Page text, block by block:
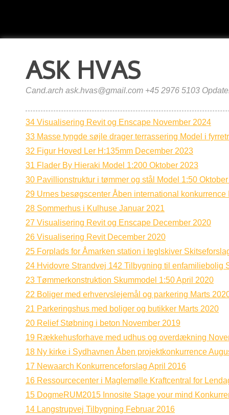
ASK HVAS
Cand.arch ask.hvas@gmail.com +45 2976 5103
34 Visualisering Revit og Enscape November 2024
33 Masse tyngde søjle drager terrassering Model i
32 Figur Hoved Ler H:135mm December 2023
31 Flader By Hieraki Model 1:200 Oktober 2023
30 Pavillionstruktur i tømmer og stål Model 1:50
29 Urnes besøgscenter Åben international konkurrence
28 Sommerhus i Kulhuse Januar 2021
27 Visualisering Revit og Enscape December 2020
26 Visualisering Revit December 2020
25 Forplads for Åmarken station i teglskiver
24 Hvidovre Strandvej 142 Tilbygning til enfamiliebolig
23 Tømmerkonstruktion Skummodel 1:50 April 2020
22 Boliger med erhvervslejemål og parkering Marts
21 Parkeringshus med boliger og butikker Marts 2020
20 Relief Støbning i beton November 2019
19 Rækkehusforhave med udhus og overdækning
18 Ny kirke i Sydhavnen Åben projektkonkurrence
17 Newaarch Konkurrenceforslag April 2016
16 Ressourcecenter i Maglemølle Kraftcentral for
15 DogmeRUM2015 Innosite Stage your mind
14 Langstrupvej Tilbygning Februar 2016